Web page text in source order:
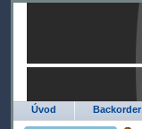
Úvod Backorder